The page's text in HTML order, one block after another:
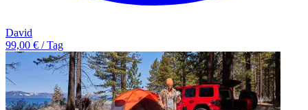
David
99,00 € / Tag